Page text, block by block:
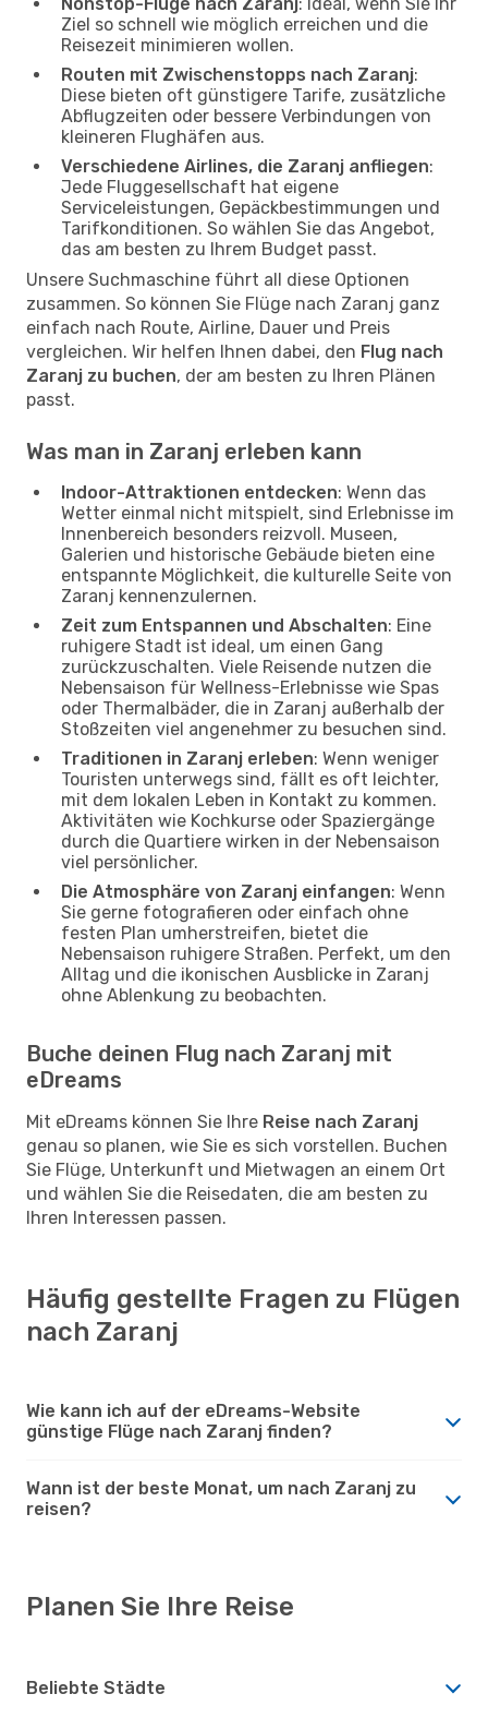
Ziel so schnell wie möglich erreichen und die
Reisezeit minimieren wollen.
Routen mit Zwischenstopps nach Zaranj:
Diese bieten oft günstigere Tarife, zusätzliche
Abflugzeiten oder bessere Verbindungen von
kleineren Flughäfen aus.
Verschiedene Airlines, die Zaranj anfliegen:
Jede Fluggesellschaft hat eigene
Serviceleistungen, Gepäckbestimmungen und
Tarifkonditionen. So wählen Sie das Angebot,
das am besten zu Ihrem Budget passt.
Unsere Suchmaschine führt all diese Optionen
zusammen. So können Sie Flüge nach Zaranj ganz
einfach nach Route, Airline, Dauer und Preis
vergleichen. Wir helfen Ihnen dabei, den Flug nach
Zaranj zu buchen, der am besten zu Ihren Plänen
passt.
Was man in Zaranj erleben kann
Indoor-Attraktionen entdecken: Wenn das
Wetter einmal nicht mitspielt, sind Erlebnisse im
Innenbereich besonders reizvoll. Museen,
Galerien und historische Gebäude bieten eine
entspannte Möglichkeit, die kulturelle Seite von
Zaranj kennenzulernen.
Zeit zum Entspannen und Abschalten: Eine
ruhigere Stadt ist ideal, um einen Gang
zurückzuschalten. Viele Reisende nutzen die
Nebensaison für Wellness-Erlebnisse wie Spas
oder Thermalbäder, die in Zaranj außerhalb der
Stoßzeiten viel angenehmer zu besuchen sind.
Traditionen in Zaranj erleben: Wenn weniger
Touristen unterwegs sind, fällt es oft leichter,
mit dem lokalen Leben in Kontakt zu kommen.
Aktivitäten wie Kochkurse oder Spaziergänge
durch die Quartiere wirken in der Nebensaison
viel persönlicher.
Die Atmosphäre von Zaranj einfangen: Wenn
Sie gerne fotografieren oder einfach ohne
festen Plan umherstreifen, bietet die
Nebensaison ruhigere Straßen. Perfekt, um den
Alltag und die ikonischen Ausblicke in Zaranj
ohne Ablenkung zu beobachten.
Buche deinen Flug nach Zaranj mit
eDreams
Mit eDreams können Sie Ihre Reise nach Zaranj
genau so planen, wie Sie es sich vorstellen. Buchen
Sie Flüge, Unterkunft und Mietwagen an einem Ort
und wählen Sie die Reisedaten, die am besten zu
Ihren Interessen passen.
Häufig gestellte Fragen zu Flügen
nach Zaranj
Wie kann ich auf der eDreams-Website
günstige Flüge nach Zaranj finden?
Wann ist der beste Monat, um nach Zaranj zu
reisen?
Planen Sie Ihre Reise
Beliebte Städte